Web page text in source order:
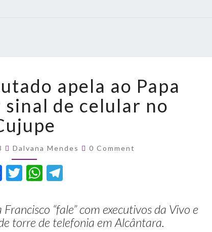
Deputado
apela
ao
Papa
Francisco
por
sinal
de
Cujupe
apela ao Papa
sinal de celular no
Dalvana Mendes Comments
0 Comment
F
c
e
T
it
te
W
at
s
e
gr
“fale” com executivos da Vivo e
torre de telefonia em Alcântara.